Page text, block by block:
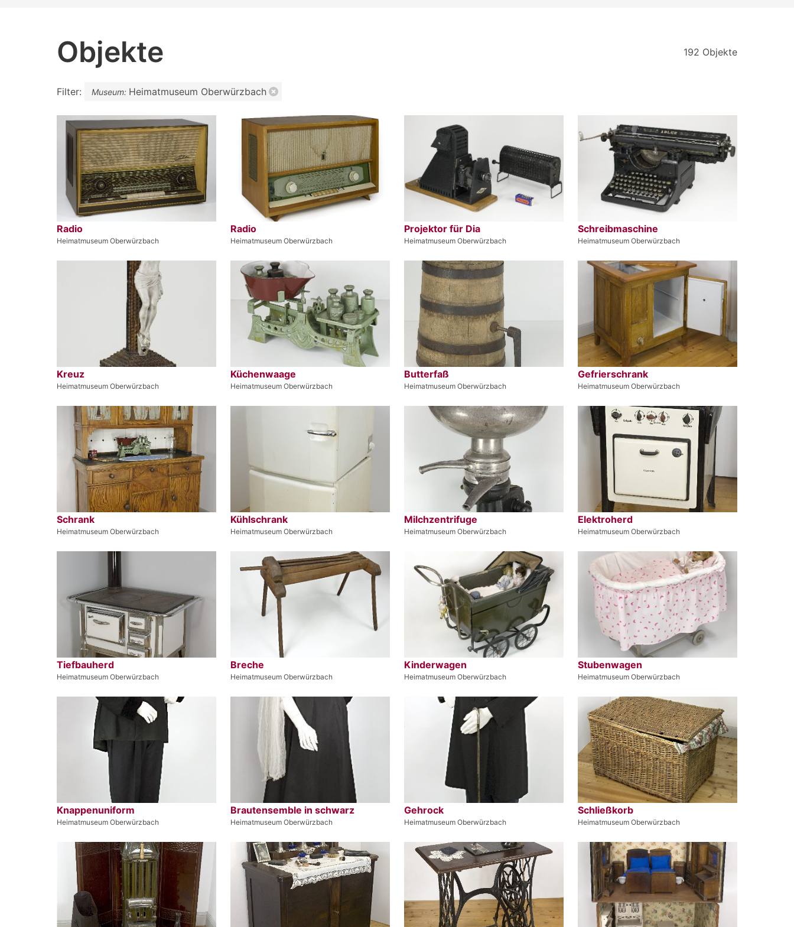
Objekte 192 Objekte
Filter: Museum: Heimatmuseum Oberwürzbach
Radio
Heimatmuseum Oberwürzbach
Radio
Heimatmuseum Oberwürzbach
Projektor für Dia
Heimatmuseum Oberwürzbach
Schreibmaschine
Heimatmuseum Oberwürzbach
Kreuz
Heimatmuseum Oberwürzbach
Küchenwaage
Heimatmuseum Oberwürzbach
Butterfaß
Heimatmuseum Oberwürzbach
Gefrierschrank
Heimatmuseum Oberwürzbach
Schrank
Heimatmuseum Oberwürzbach
Kühlschrank
Heimatmuseum Oberwürzbach
Milchzentrifuge
Heimatmuseum Oberwürzbach
Elektroherd
Heimatmuseum Oberwürzbach
Tiefbauherd
Heimatmuseum Oberwürzbach
Breche
Heimatmuseum Oberwürzbach
Kinderwagen
Heimatmuseum Oberwürzbach
Stubenwagen
Heimatmuseum Oberwürzbach
Knappenuniform
Heimatmuseum Oberwürzbach
Brautensemble in schwarz
Heimatmuseum Oberwürzbach
Gehrock
Heimatmuseum Oberwürzbach
Schließkorb
Heimatmuseum Oberwürzbach